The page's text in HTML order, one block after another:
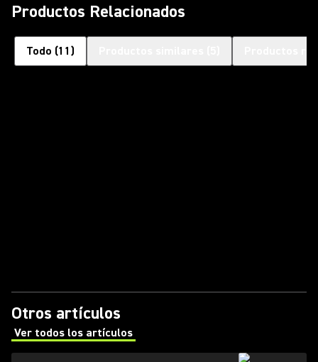
Productos Relacionados
Todo (11 )
Otros artículos
Ver todos los artículos
(Opens in a new tab)